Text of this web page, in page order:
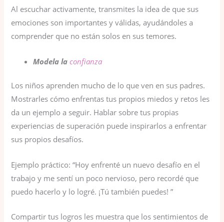
Al escuchar activamente, transmites la idea de que sus
emociones son importantes y válidas, ayudándoles a
comprender que no están solos en sus temores.
Modela laconfianza
Los niños aprenden mucho de lo que ven en sus padres.
Mostrarles cómo enfrentas tus propios miedos y retos les
da un ejemplo a seguir. Hablar sobre tus propias
experiencias de superación puede inspirarlos a enfrentar
sus propios desafíos.
Ejemplo práctico: “Hoy enfrenté un nuevo desafío en el
trabajo y me sentí un poco nervioso, pero recordé que
puedo hacerlo y lo logré. ¡Tú también puedes! ”
Compartir tus logros les muestra que los sentimientos de